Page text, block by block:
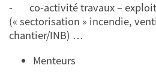
- co-activité travaux –
(« sectorisation » incendie,
chantier/INB) …
Menteurs